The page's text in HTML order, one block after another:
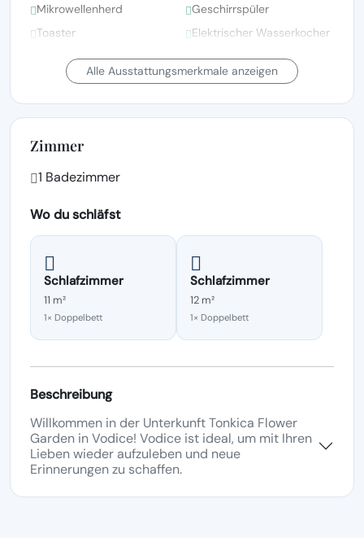
Mikrowellenherd
Geschirrspüler
Toaster
Elektrischer Wasserkocher
Kühlschrank
Alle Ausstattungsmerkmale anzeigen
Zimmer
1 Badezimmer
Wo du schläfst
Schlafzimmer
11 m²
1× Doppelbett
Schlafzimmer
12 m²
1× Doppelbett
Beschreibung
Willkommen in der Unterkunft Tonkica Flower
Garden in Vodice! Vodice ist ideal, um mit Ihren
Lieben wieder aufzuleben und neue
Erinnerungen zu schaffen.